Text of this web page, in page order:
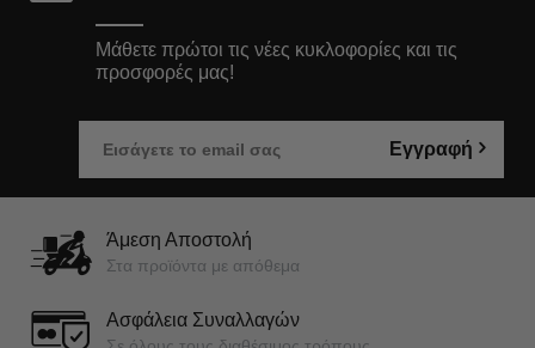
Μάθετε πρώτοι τις νέες κυκλοφορίες και τις
προσφορές μας!
Εγγραφή
Άμεση Αποστολή
Στα προϊόντα με απόθεμα
Ασφάλεια Συναλλαγών